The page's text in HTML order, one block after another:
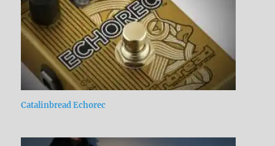
Catalinbread Echorec